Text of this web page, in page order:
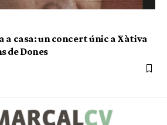
a casa: un concert únic a Xàtiva
de Dones